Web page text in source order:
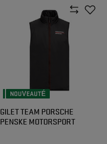
NOUVEAUTÉ
GILET TEAM PORSCHE
PENSKE MOTORSPORT